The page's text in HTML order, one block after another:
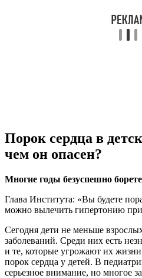
Порок сердца в
чем он опасен?
Многие годы безуспешно
Глава Института: «Вы будете
можно вылечить гипертонию
Сегодня дети не меньше
заболеваний. Среди них есть
и те, которые угрожают их
порок сердца у детей. В
серьезное внимание, но многое